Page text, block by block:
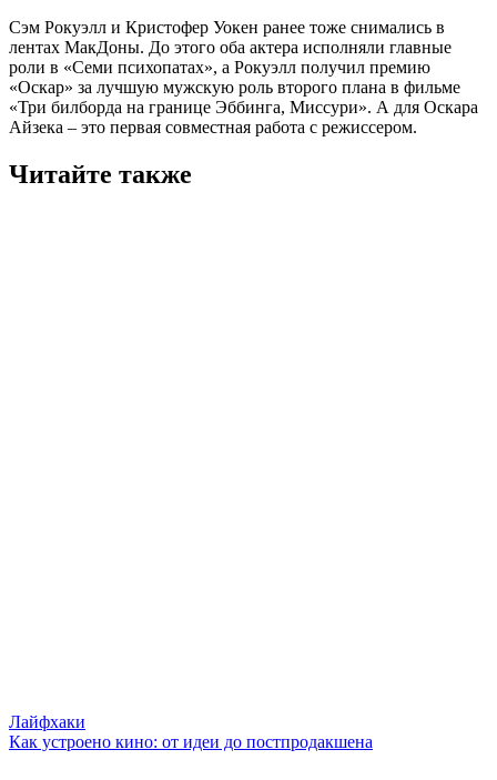
Сэм Рокуэлл и Кристофер Уокен ранее тоже снимались в
лентах МакДоны. До этого оба актера исполняли главные
роли в «Семи психопатах», а Рокуэлл получил премию
«Оскар» за лучшую мужскую роль второго плана в фильме
«Три билборда на границе Эббинга, Миссури». А для Оскара
Айзека – это первая совместная работа с режиссером.
Читайте также
Лайфхаки
Как устроено кино: от идеи до постпродакшена